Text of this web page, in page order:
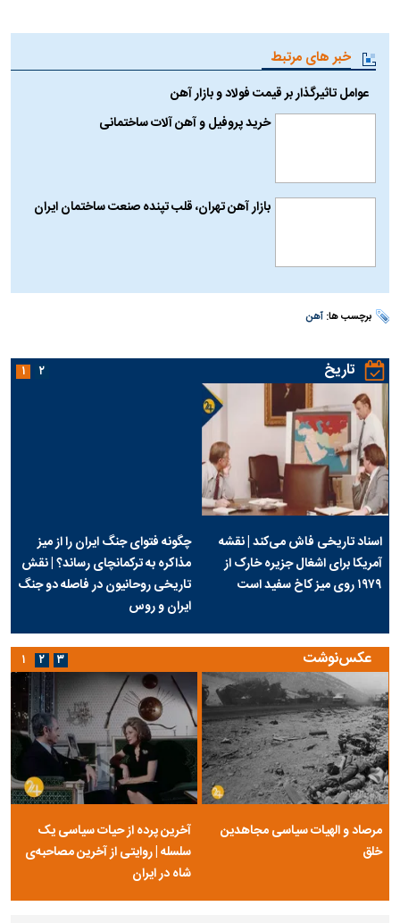
خبر های مرتبط
عوامل تاثیرگذار بر قیمت فولاد و بازار آهن
خرید پروفیل و آهن آلات ساختمانی
بازار آهن تهران، قلب تپنده صنعت ساختمان ایران
برچسب ها:آهن
تاریخ
اسناد تاریخی فاش می‌کند | نقشه
آمریکا برای اشغال جزیره خارک از
۱۹۷۹ روی میز کاخ سفید است
چگونه فتوای جنگ ایران را از میز
مذاکره به ترکمانچای رساند؟ | نقش
تاریخی روحانیون در فاصله دو جنگ
ایران و روس
۱ ۲
عکس‌نوشت
مرصاد و الهیات سیاسی مجاهدین
خلق
آخرین پرده از حیات سیاسی یک
سلسله | روایتی از آخرین مصاحبه‌ی
شاه در ایران
۱ ۲ ۳